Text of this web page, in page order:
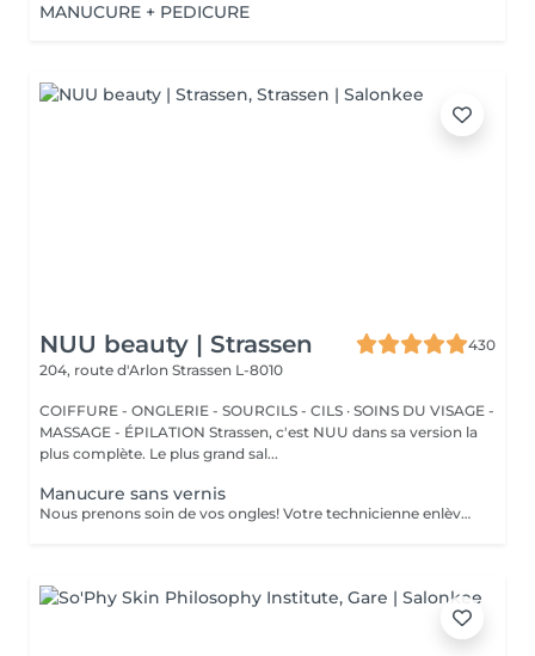
MANUCURE + PEDICURE
NUU beauty | Strassen
430
204, route d'Arlon Strassen L-8010
COIFFURE - ONGLERIE - SOURCILS - CILS · SOINS DU VISAGE -
MASSAGE - ÉPILATION Strassen, c'est NUU dans sa version la
plus complète. Le plus grand sal...
Manucure sans vernis
Nous prenons soin de vos ongles! Votre technicienne enlèvera délicatement les cellules mortes, façonnera et limera vos ongles, et polira la surface extérieure pour un fini lisse et naturel. Nos experts proposent des manucures à bords, hardware ou combinées, selon vos préférences. Comment se fait une manucure sans vernis? - la peau rugueuse est délicatement enlevée - la forme de la plaque de l'ongle est corrigée avec douceur - les cuticules et bords latéraux sont soigneusement traités - de l'huile nourrissante pour les cuticules et de la crème pour les mains sont appliquées pour nourrir et hydrater Limitations d'âge: recommandé à partir de 14 ans. Recommandations post-procédure: aucun soin particulier n'est nécessaire après cette procédure. Fréquence: une fois toutes les 3 semaines.